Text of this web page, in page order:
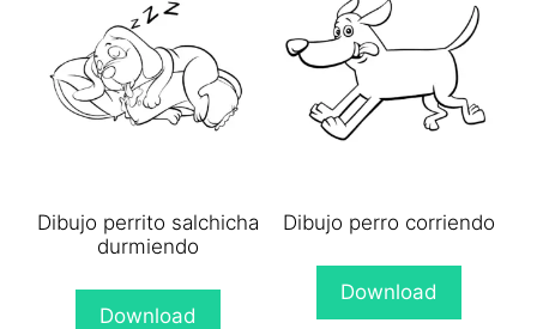
Dibujo perrito salchicha
durmiendo
Download
Dibujo perro corriendo
Download